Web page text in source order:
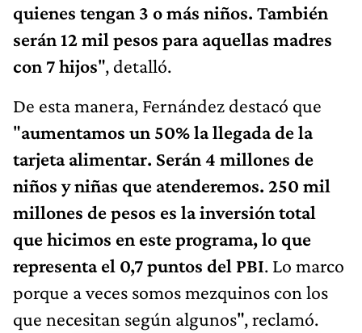
quienes tengan 3 o más niños. También
serán 12 mil pesos para aquellas madres
con 7 hijos", detalló.
De esta manera, Fernández destacó que
"aumentamos un 50% la llegada de la
tarjeta alimentar. Serán 4 millones de
niños y niñas que atenderemos. 250 mil
millones de pesos es la inversión total
que hicimos en este programa, lo que
representa el 0,7 puntos del PBI. Lo marco
porque a veces somos mezquinos con los
que necesitan según algunos", reclamó.